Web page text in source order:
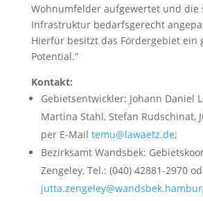
Wohnumfelder aufgewertet und die
Infrastruktur bedarfsgerecht
Hierfür besitzt das Fördergebiet ein
Potential.”
Kontakt:
Gebietsentwickler: Johann Daniel
Martina Stahl, Stefan Rudschinat,
per E-Mail temu@lawaetz.de;
Bezirksamt Wandsbek:
Zengeley, Tel.: (040) 42881-2970